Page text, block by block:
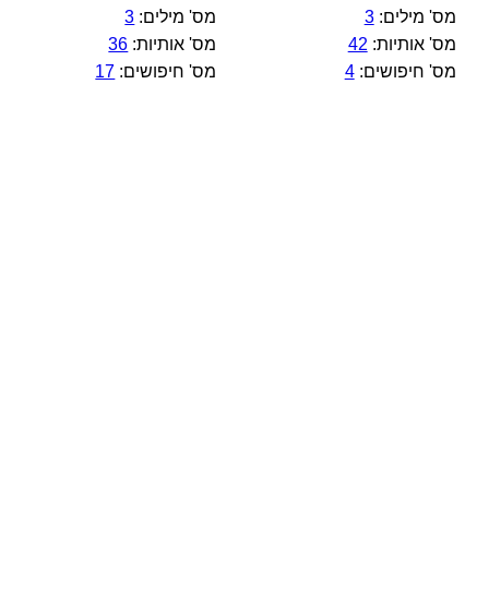
מס' מילים:3
מס' אותיות: 42
מס' חיפושים:4
מס' מילים: 3
מס' אותיות: 36
מס' חיפושים: 17